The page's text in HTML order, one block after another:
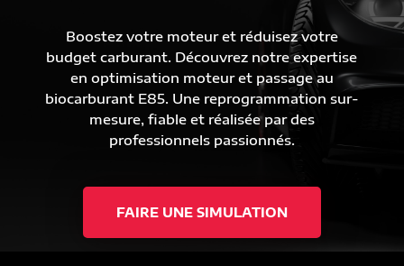
Boostez votre moteur et réduisez votre
budget carburant. Découvrez notre expertise
en optimisation moteur et passage au
biocarburant E85. Une reprogrammation sur-
mesure, fiable et réalisée par des
professionnels passionnés.
FAIRE UNE SIMULATION